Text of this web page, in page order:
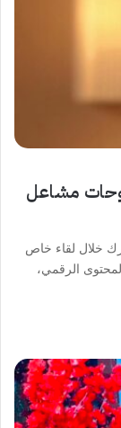
مشاعل
خلال لقاء خاص
الرقمي،